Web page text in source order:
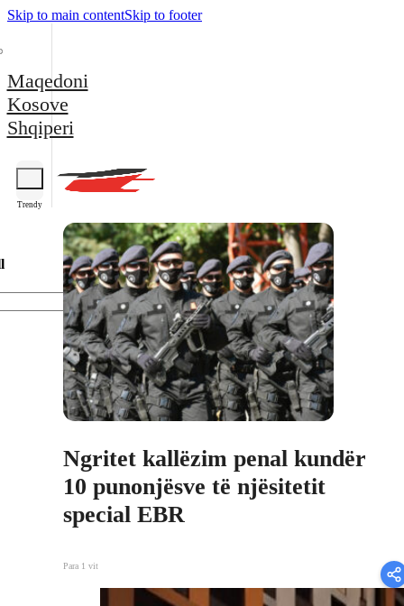
Skip to main contentSkip to footer
Maqedoni
Kosove
Shqiperi
Trendy
Ngritet kallëzim penal kundër
10 punonjësve të njësitetit
special EBR
Para 1 vit